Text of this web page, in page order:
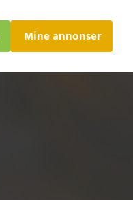
Mine annonser